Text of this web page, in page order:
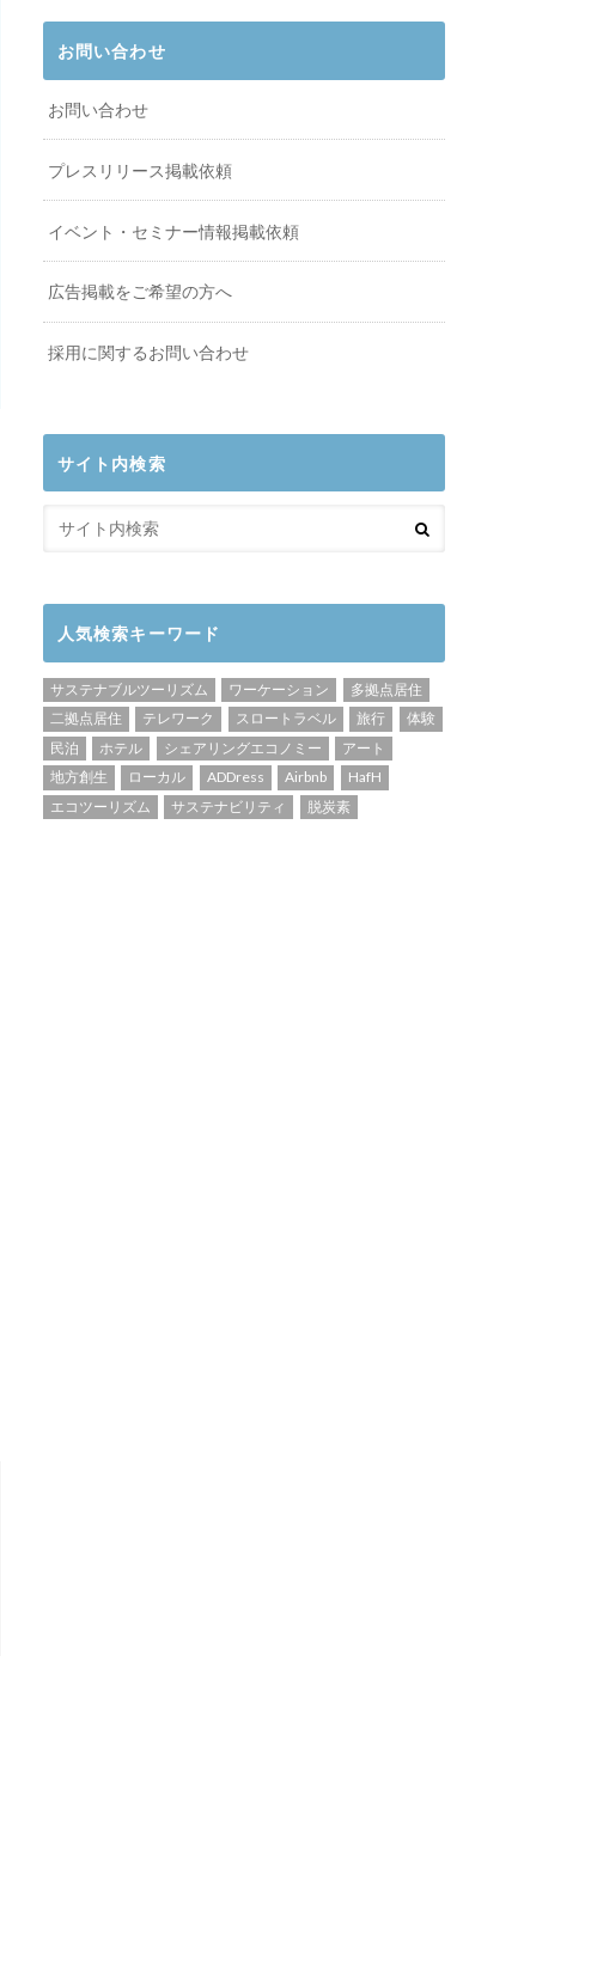
お問い合わせ
お問い合わせ
プレスリリース掲載依頼
イベント・セミナー情報掲載依頼
広告掲載をご希望の方へ
採用に関するお問い合わせ
サイト内検索
人気検索キーワード
サステナブルツーリズム ワーケーション
多拠点居住
二拠点居住
テレワーク スロートラベル 旅行
体験
民泊
ホテル シェアリングエコノミー
アート
地方創生
ローカル ADDress Airbnb
HafH
エコツーリズム
サステナビリティ 脱炭素